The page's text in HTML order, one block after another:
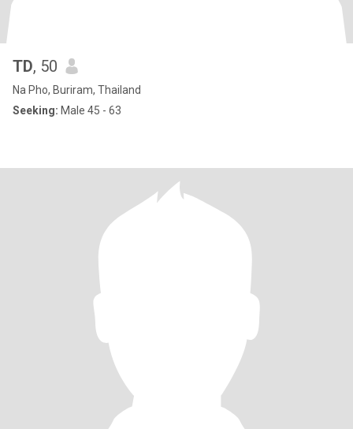
TD, 50
Na Pho, Buriram, Thailand
Seeking: Male 45 - 63